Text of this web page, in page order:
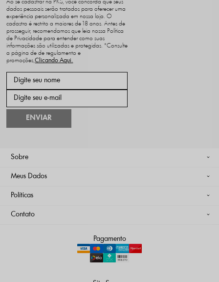
ENVIAR
Ao se cadastrar na PKS, você concorda que seus
dados pessoais serão tratados para oferecer uma
experiência personalizada em nossa loja. O
cadastro é restrito a maiores de 18 anos. Antes de
prosseguir, recomendamos que leia nossa Política
de Privacidade para entender como suas
informações são utilizadas e protegidas. *Consulte
a página de de regulamento e
promoções,
Sobre
Meus Dados
Políticas
Contato
Pagamento